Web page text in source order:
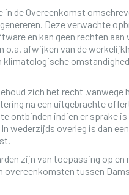
in de Overeenkomst
Deze verwachte
en kan geen rechten
o.a. afwijken van de
zich het recht ,vanwege
na een uitgebrachte
ontbinden indien er sprake
wederzijds overleg is dan
zijn van toepassing op en
overeenkomsten tussen